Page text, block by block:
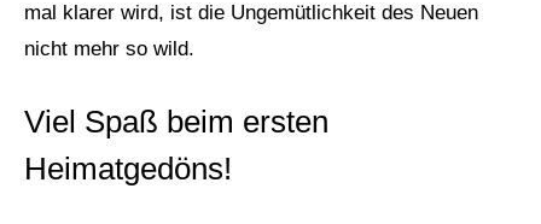
mal klarer wird, ist die Ungemütlichkeit des Neuen
nicht mehr so wild.
Viel Spaß beim ersten
Heimatgedöns!